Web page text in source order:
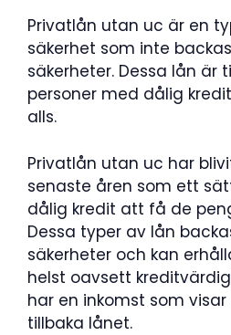
Privatlån utan uc är en
säkerhet som inte
säkerheter. Dessa lån är
personer med dålig
alls.
Privatlån utan uc har
senaste åren som ett
dålig kredit att få de
Dessa typer av lån
säkerheter och kan
helst oavsett
har en inkomst som
tillbaka lånet.